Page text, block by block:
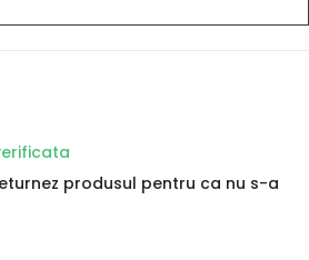
produsul pentru ca nu s-a